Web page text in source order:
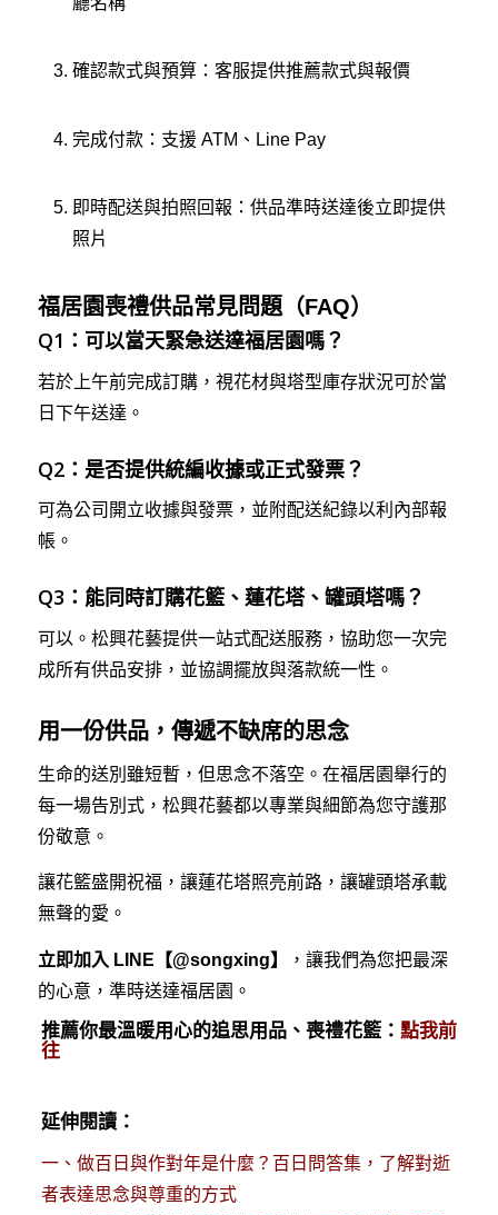
確認款式與預算：客服提供推薦款式與報價
完成付款：支援 ATM、Line Pay
即時配送與拍照回報：供品準時送達後立即提供
照片
福居園喪禮供品常見問題（FAQ）
Q1：可以當天緊急送達福居園嗎？
若於上午前完成訂購，視花材與塔型庫存狀況可於當
日下午送達。
Q2：是否提供統編收據或正式發票？
可為公司開立收據與發票，並附配送紀錄以利內部報
帳。
Q3：能同時訂購花籃、蓮花塔、罐頭塔嗎？
可以。松興花藝提供一站式配送服務，協助您一次完
成所有供品安排，並協調擺放與落款統一性。
用一份供品，傳遞不缺席的思念
生命的送別雖短暫，但思念不落空。在福居園舉行的
每一場告別式，松興花藝都以專業與細節為您守護那
份敬意。
讓花籃盛開祝福，讓蓮花塔照亮前路，讓罐頭塔承載
無聲的愛。
立即加入 LINE【@songxing】
，讓我們為您把最深
的心意，準時送達福居園。
推薦你最溫暖用心的追思用品、喪禮花籃： 點我前
往
延伸閱讀：
一、 做百日與作對年是什麼？百日問答集，了解對逝
者表達思念與尊重的方式